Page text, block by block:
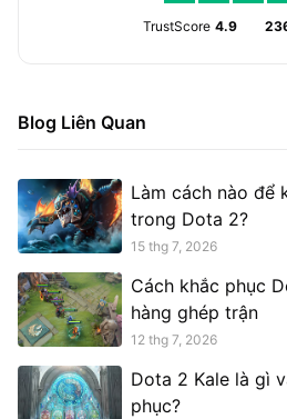
TrustScore 4.9
Blog Liên Quan
Làm cách nào để
trong Dota 2?
15 thg 7, 2026
Cách khắc phục
hàng ghép trận
12 thg 7, 2026
Dota 2 Kale là gì
phục?